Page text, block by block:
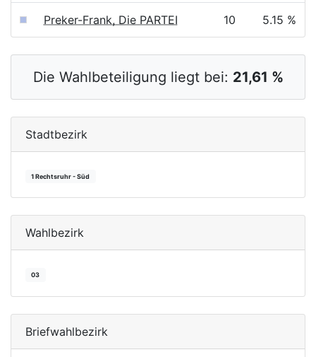
Preker-Frank, Die PARTEI 10 5.15 %
Die Wahlbeteiligung liegt bei: 21,61 %
Stadtbezirk
1 Rechtsruhr - Süd
Wahlbezirk
03
Briefwahlbezirk